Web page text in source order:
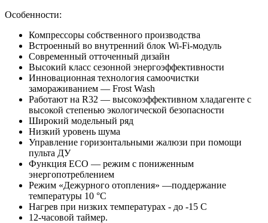
Особенности:
Компрессоры собственного производства
Встроенный во внутренний блок Wi-Fi-модуль
Современный отточенный дизайн
Высокий класс сезонной энергоэффективности
Инновационная технология самоочистки
замораживанием — Frost Wash
Работают на R32 — высокоэффективном хладагенте с
высокой степенью экологической безопасности
Широкий модельный ряд
Низкий уровень шума
Управление горизонтальными жалюзи при помощи
пульта ДУ
Функция ECO — режим с пониженным
энергопотреблением
Режим «Дежурного отопления» —поддержание
температуры 10 °C
Нагрев при низких температурах - до -15 С
12-часовой таймер.